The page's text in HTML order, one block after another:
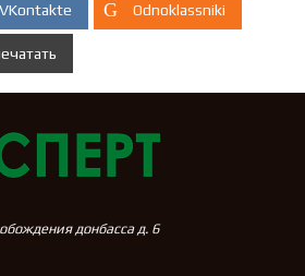
VKontakte Odnoklassniki
донбасса д. 6